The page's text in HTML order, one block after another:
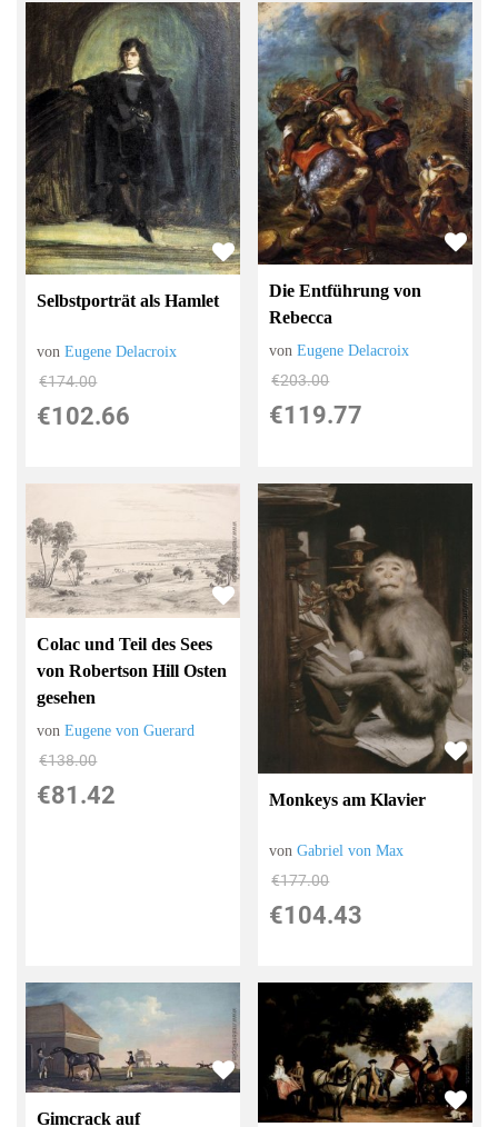
Selbstporträt als Hamlet
vonEugene Delacroix
€174.00
€102.66
Die Entführung von
Rebecca
vonEugene Delacroix
€203.00
€119.77
Colac und Teil des Sees
von Robertson Hill Osten
gesehen
vonEugene von Guerard
€138.00
€81.42 Monkeys am Klavier
vonGabriel von Max
€177.00
€104.43
Gimcrack auf